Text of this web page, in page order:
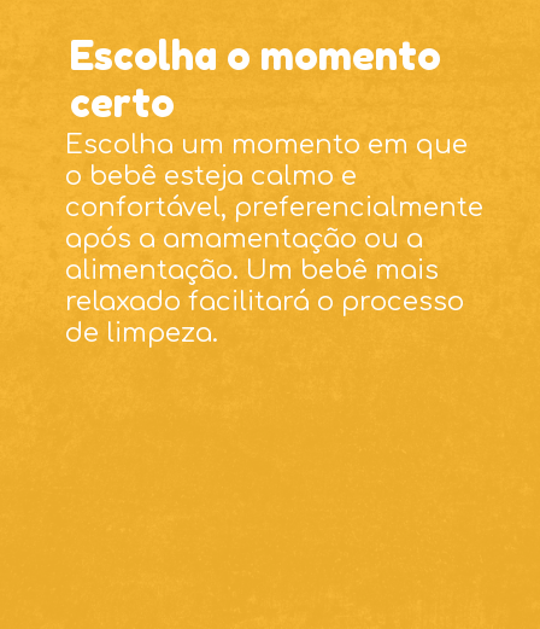
Escolha um momento em que
o bebê esteja calmo e
confortável, preferencialmente
após a amamentação ou a
alimentação. Um bebê mais
relaxado facilitará o processo
de limpeza.
Escolha o momento
certo